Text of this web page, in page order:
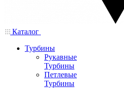
Каталог
Турбины
Рукавные
Турбины
Петлевые
Турбины